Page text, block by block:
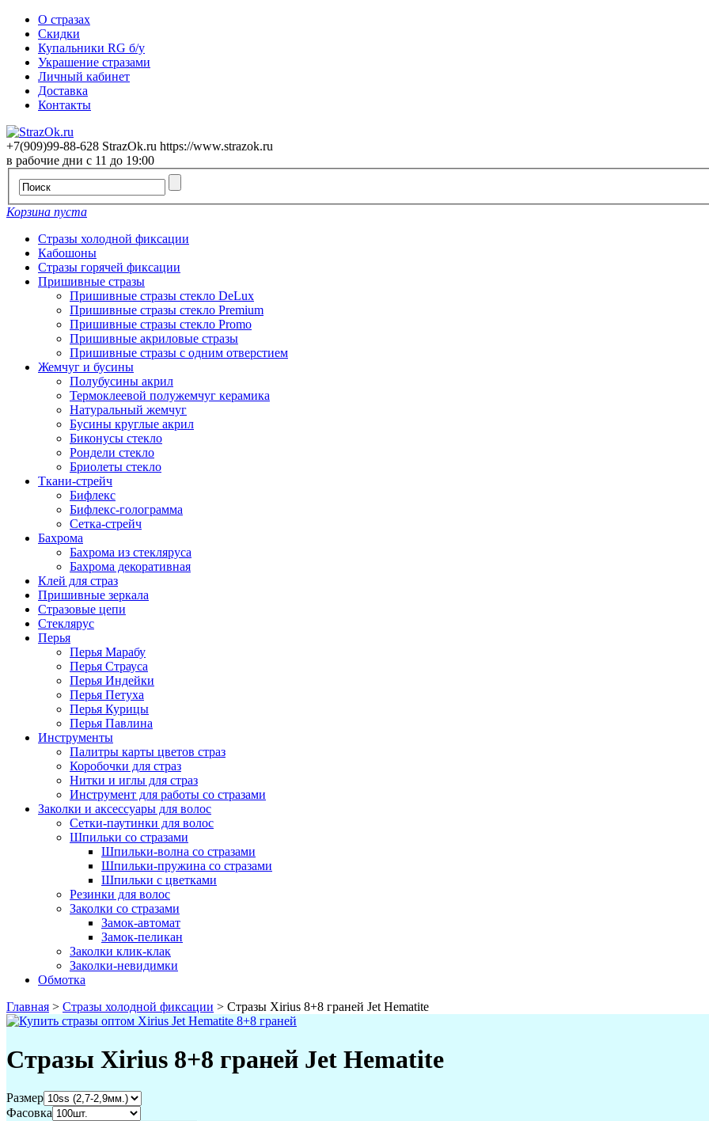
О стразах
Скидки
Купальники RG б/у
Украшение стразами
Личный кабинет
Доставка
Контакты
+7(909)99-88-628 StrazOk.ru https://www.strazok.ru
в рабочие дни с 11 до 19:00
Корзина пуста
Стразы холодной фиксации
Кабошоны
Стразы горячей фиксации
Пришивные стразы
Пришивные стразы стекло DeLux
Пришивные стразы стекло Premium
Пришивные стразы стекло Promo
Пришивные акриловые стразы
Пришивные стразы с одним отверстием
Жемчуг и бусины
Полубусины акрил
Термоклеевой полужемчуг керамика
Натуральный жемчуг
Бусины круглые акрил
Биконусы стекло
Рондели стекло
Бриолеты стекло
Ткани-стрейч
Бифлекс
Бифлекс-голограмма
Сетка-стрейч
Бахрома
Бахрома из стекляруса
Бахрома декоративная
Клей для страз
Пришивные зеркала
Cтразовые цепи
Стеклярус
Перья
Перья Марабу
Перья Страуса
Перья Индейки
Перья Петуха
Перья Курицы
Перья Павлина
Инструменты
Палитры карты цветов страз
Коробочки для страз
Нитки и иглы для страз
Инструмент для работы со стразами
Заколки и аксессуары для волос
Сетки-паутинки для волос
Шпильки со стразами
Шпильки-волна со стразами
Шпильки-пружина со стразами
Шпильки с цветками
Резинки для волос
Заколки со стразами
Замок-автомат
Замок-пеликан
Заколки клик-клак
Заколки-невидимки
Обмотка
Главная > Стразы холодной фиксации > Стразы Xirius 8+8 граней Jet Hematite
Стразы Xirius 8+8 граней Jet Hematite
Размер
Фасовка